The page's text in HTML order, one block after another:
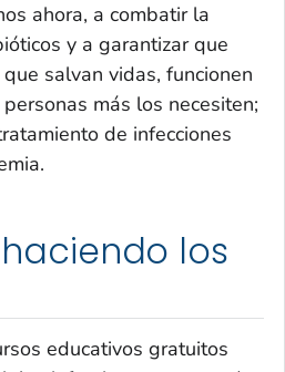
ahora, a combatir la
y a garantizar que
salvan vidas, funcionen
más los necesiten;
de infecciones
los
educativos gratuitos